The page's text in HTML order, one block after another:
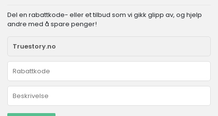
Del en rabattkode- eller et tilbud som vi gikk glipp av, og hjelp
andre med å spare penger!